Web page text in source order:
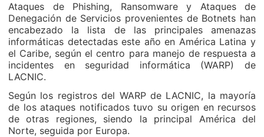
Ataques de Phishing, Ransomware y Ataques de
Denegación de Servicios provenientes de Botnets han
encabezado la lista de las principales amenazas
informáticas detectadas este año en América Latina y
el Caribe, según el centro para manejo de respuesta a
incidentes en seguridad informática (WARP) de
LACNIC.
Según los registros del WARP de LACNIC, la mayoría
de los ataques notificados tuvo su origen en recursos
de otras regiones, siendo la principal América del
Norte, seguida por Europa.